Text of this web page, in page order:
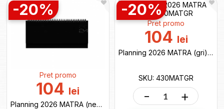
-20%
Pret promo
104 lei
Planning 2026 MATRA (negru) 430MATN
-20%
Pret promo
104 lei
Planning 2026 MATRA (gri) 430MATGR
SKU: 430MATGR
- +